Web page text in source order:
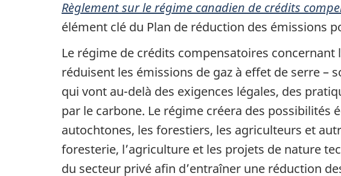
Règlement sur le régime canadien de crédits
élément clé du Plan de réduction des émissions
Le régime de crédits compensatoires concernant
réduisent les émissions de gaz à effet de serre –
qui vont au-delà des exigences légales, des
par le carbone. Le régime créera des
autochtones, les forestiers, les agriculteurs et
foresterie, l’agriculture et les projets de nature
du secteur privé afin d’entraîner une réduction